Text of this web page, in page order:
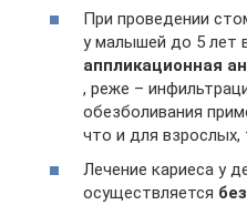
При проведении
у малышей до 5 лет
аппликационная
, реже –
обезболивания
что и для взрослых,
Лечение кариеса у
осуществляется